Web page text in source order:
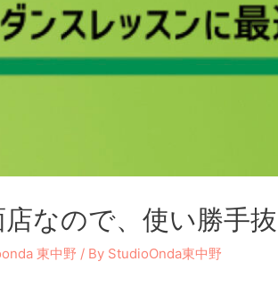
店なので、使い勝手
東中野 / By StudioOnda東中野